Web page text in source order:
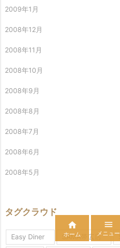
2009年1月
2008年12月
2008年11月
2008年10月
2008年9月
2008年8月
2008年7月
2008年6月
2008年5月
タグクラウド
Easy Diner SAMA帯広店

ホーム

メニュー